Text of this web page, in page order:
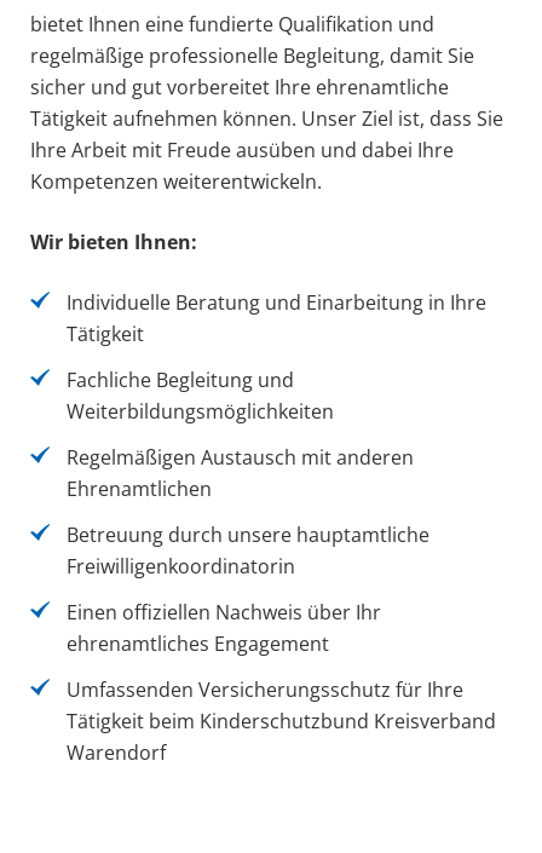
bietet Ihnen eine fundierte Qualifikation und
regelmäßige professionelle Begleitung, damit Sie
sicher und gut vorbereitet Ihre ehrenamtliche
Tätigkeit aufnehmen können. Unser Ziel ist, dass Sie
Ihre Arbeit mit Freude ausüben und dabei Ihre
Kompetenzen weiterentwickeln.
Wir bieten Ihnen:
Individuelle Beratung und Einarbeitung in Ihre
Tätigkeit
Fachliche Begleitung und
Weiterbildungsmöglichkeiten
Regelmäßigen Austausch mit anderen
Ehrenamtlichen
Betreuung durch unsere hauptamtliche
Freiwilligenkoordinatorin
Einen offiziellen Nachweis über Ihr
ehrenamtliches Engagement
Umfassenden Versicherungsschutz für Ihre
Tätigkeit beim Kinderschutzbund Kreisverband
Warendorf